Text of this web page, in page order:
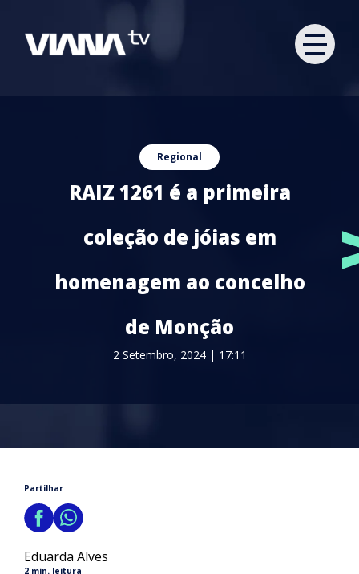
Regional
RAIZ 1261 é a primeira
coleção de jóias em
homenagem ao concelho
de Monção
2 Setembro, 2024 | 17:11
Partilhar
Eduarda Alves
2 min. leitura